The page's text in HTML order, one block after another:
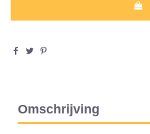
Omschrijving